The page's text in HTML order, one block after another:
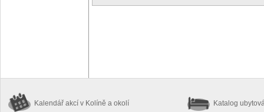
Kalendář akcí v Kolíně a okolí Katalog